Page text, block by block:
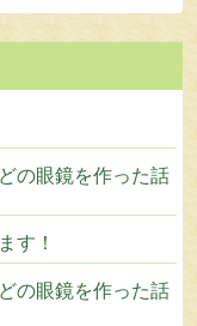
の眼鏡を作った話
す！
の眼鏡を作った話